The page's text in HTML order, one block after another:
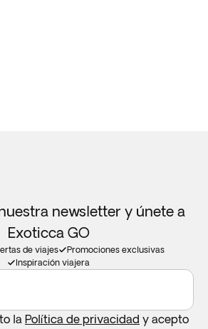
newsletter y únete a
Exoticca GO
de viajes
Promociones exclusivas
Inspiración viajera
la Política de privacidad y acepto